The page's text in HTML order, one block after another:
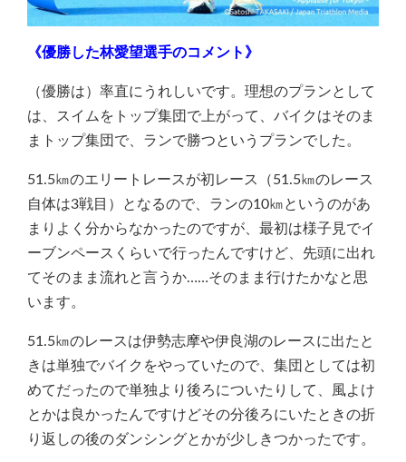
《優勝した林愛望選手のコメント》
（優勝は）率直にうれしいです。理想のプランとして
は、スイムをトップ集団で上がって、バイクはそのま
まトップ集団で、ランで勝つというプランでした。
51.5㎞のエリートレースが初レース（51.5㎞のレース
自体は3戦目）となるので、ランの10㎞というのがあ
まりよく分からなかったのですが、最初は様子見でイ
ーブンペースくらいで行ったんですけど、先頭に出れ
てそのまま流れと言うか……そのまま行けたかなと思
います。
51.5㎞のレースは伊勢志摩や伊良湖のレースに出たと
きは単独でバイクをやっていたので、集団としては初
めてだったので単独より後ろについたりして、風よけ
とかは良かったんですけどその分後ろにいたときの折
り返しの後のダンシングとかが少しきつかったです。